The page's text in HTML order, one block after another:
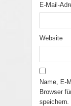
E-Mail-
Website
Name, E-
Browser
speichern.